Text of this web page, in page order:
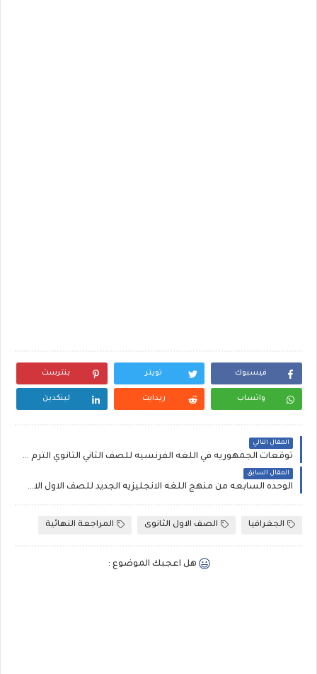
فيسبوك تويتر بنترست
واتساب ريدايت لينكدين
المقال التالي
توقعات الجمهوريه في اللغه الفرنسيه للصف الثاني الثانوي الترم الاول 2020، ليلة امتحان اللغه الفرنسيه ثانيه ثانوي ترم اول
المقال السابق
الوحده السابعه من منهج اللغه الانجليزيه الجديد للصف الاول الاعدادي الترم الثاني 2020 مستر سعيد الحيت
الجغرافيا الصف الاول الثانوى المراجعة النهائية
هل اعجبك الموضوع :